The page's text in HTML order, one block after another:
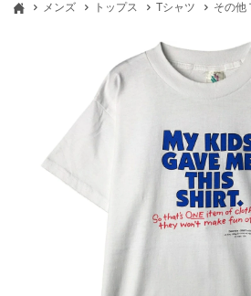
メンズ
トップス Tシャツ その他